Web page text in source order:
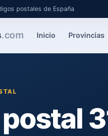
postales de España
.com Inicio Provincias